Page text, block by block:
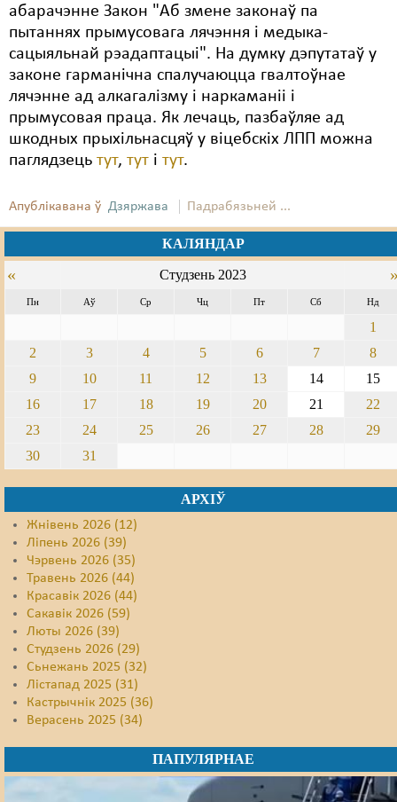
абарачэнне Закон "Аб змене законаў па
пытаннях прымусовага лячэння і медыка-
сацыяльнай рэадаптацыі". На думку дэпутатаў у
законе гарманічна спалучаюцца гвалтоўнае
лячэнне ад алкагалізму і наркаманіі і
прымусовая праца. Як лечаць, пазбаўляе ад
шкодных прыхільнасцяў у віцебскіх ЛПП можна
паглядзець тут, тут і тут.
Апублікавана ў Дзяржава Падрабязьней ...
КАЛЯНДАР
« Студзень 2023
Пн Аў Ср Чц Пт Сб Нд
1
2
3 4 5 6 7
8
9
10 11 12 13 14
15
16
17 18 19 20 21
22
23
24 25 26 27 28
29
30
31
АРХІЎ
Жнівень 2026 (12)
Ліпень 2026 (39)
Чэрвень 2026 (35)
Травень 2026 (44)
Красавік 2026 (44)
Сакавік 2026 (59)
Люты 2026 (39)
Студзень 2026 (29)
Сьнежань 2025 (32)
Лістапад 2025 (31)
Кастрычнік 2025 (36)
Верасень 2025 (34)
ПАПУЛЯРНАЕ